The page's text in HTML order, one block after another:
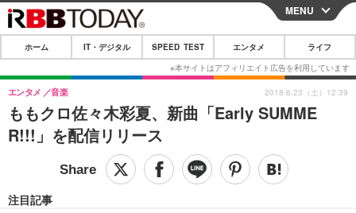
CLOSE
ホーム
IT・デジタル
IT・デジタルTOP スマートフォン
ショッピング その他
SPEED TEST
エンタメTOP 映画・ドラマ
MENU
ホーム IT・デジタル SPEED TEST エンタメ ライフ
ももクロ佐々木彩夏、新曲「Early SUMME
R!!!」を配信リリース
エンタメ 音楽
注目記事
2018.6.23（土）12:39